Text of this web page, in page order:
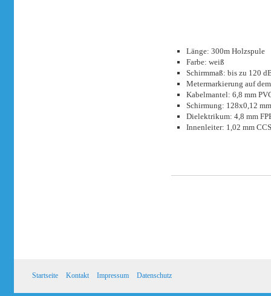
Länge: 300m Holzspule
Farbe: weiß
Schirmmaß: bis zu 120
Metermarkierung auf
Kabelmantel: 6,8 mm
Schirmung: 128x0,12
Dielektrikum: 4,8 mm
Innenleiter: 1,02 mm
Startseite Kontakt Impressum Datenschutz